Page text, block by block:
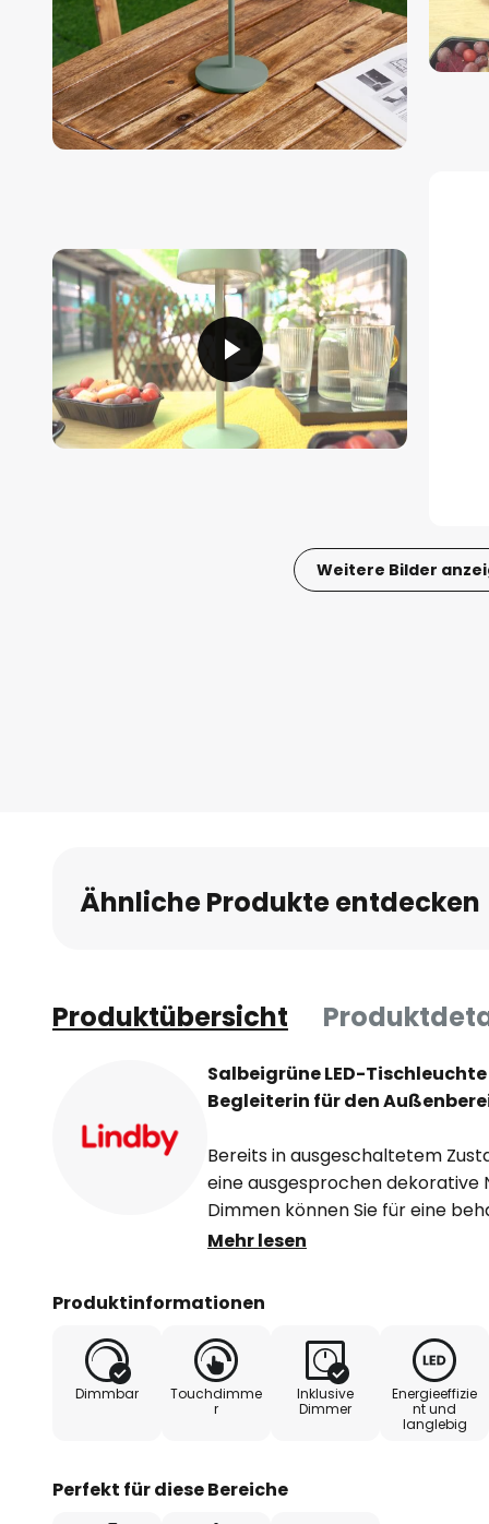
Weitere Bilder
Ähnliche Produkte entdecken
Produktübersicht
Salbeigrüne LED-
Begleiterin für den
Bereits in ausgeschaltetem
eine ausgesprochen dekorative
Dimmen können Sie für eine
sorgen. Die warmweiße
Tischleuchte Arietty ist über
Design und ein überzeugendes
Tischlampe der Marke Lindby
gehalten. Diese Lampe
die Schutzart IP65 staubdicht
Technische Daten
Mehr lesen
Produktinformationen
Dimmbar
Touchdimme
r
Inklusive
Dimmer
Energieeffizie
nt und
langlebig
Perfekt für diese Bereiche